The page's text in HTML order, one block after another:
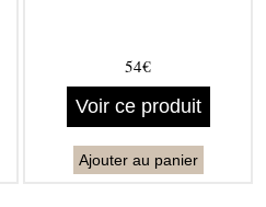
54€
Voir ce produit
Ajouter au panier